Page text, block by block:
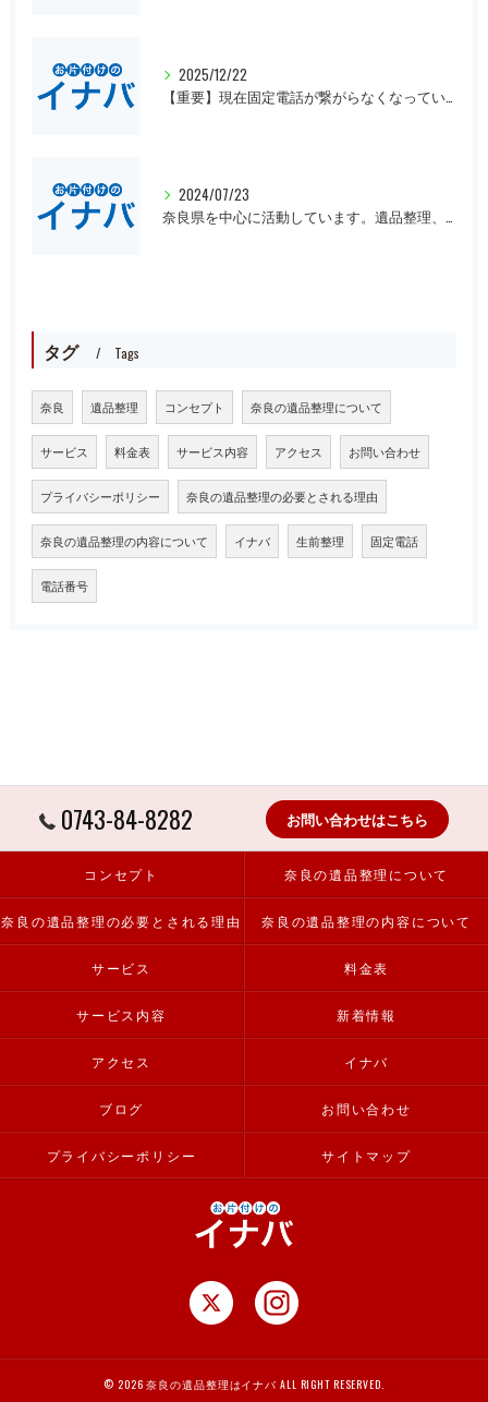
2025/12/22
【重要】現在固定電話が繋がらなくなっています。
2024/07/23
奈良県を中心に活動しています。遺品整理、一軒丸ごとの片付け、オフィスや倉庫の処分等、大量にある場合は近県でも回収にお伺いいたします。先ずは無料見積もりをお願いします。
タグ Tags
奈良 遺品整理 コンセプト 奈良の遺品整理について
サービス 料金表 サービス内容 アクセス お問い合わせ
プライバシーポリシー 奈良の遺品整理の必要とされる理由
奈良の遺品整理の内容について イナバ 生前整理 固定電話
電話番号
0743-84-8282 お問い合わせはこちら
コンセプト 奈良の遺品整理について
奈良の遺品整理の必要とされる理由 奈良の遺品整理の内容について
サービス 料金表
サービス内容 新着情報
アクセス イナバ
ブログ お問い合わせ
プライバシーポリシー サイトマップ
© 2026 奈良の遺品整理はイナバ ALL RIGHT RESERVED.